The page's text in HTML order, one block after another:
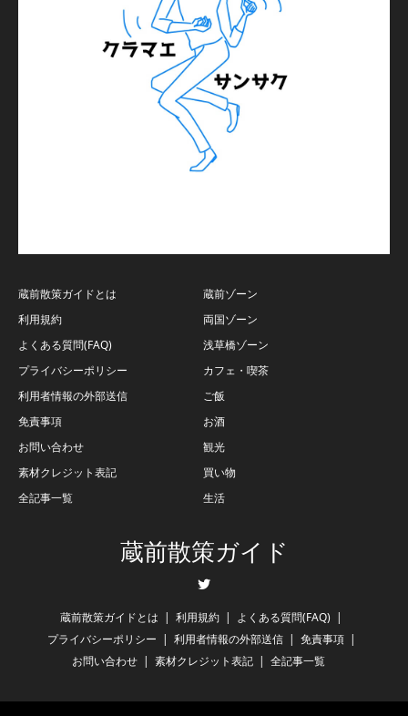
蔵前散策ガイドとは
利用規約
よくある質問(FAQ)
プライバシーポリシー
利用者情報の外部送信
免責事項
お問い合わせ
素材クレジット表記
全記事一覧
蔵前ゾーン
両国ゾーン
浅草橋ゾーン
カフェ・喫茶
ご飯
お酒
観光
買い物
生活
蔵前散策ガイド
蔵前散策ガイドとは 利用規約
よくある質問(FAQ)
プライバシーポリシー
利用者情報の外部送信
免責事項
お問い合わせ
素材クレジット表記 全記事一覧